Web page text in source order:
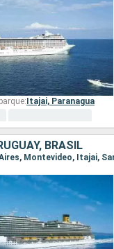
Itajai, Paranagua
BRASIL
Montevideo, Itajai,